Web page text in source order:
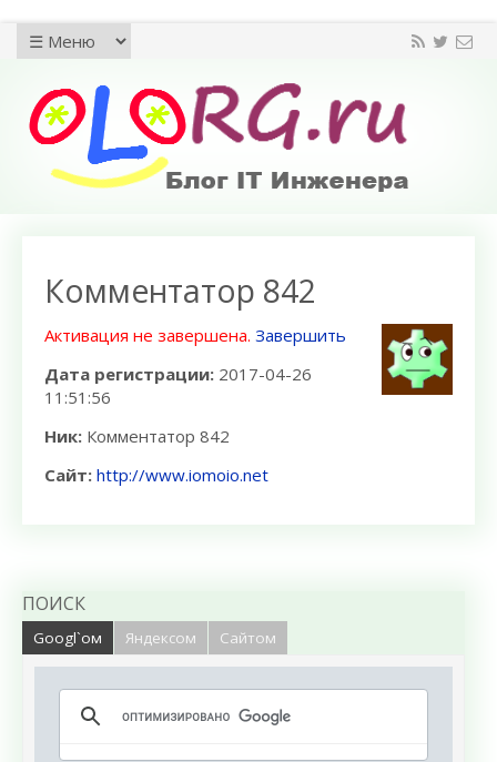
Комментатор 842
Активация не завершена. Завершить
Дата регистрации: 2017-04-26
11:51:56
Ник: Комментатор 842
Сайт: http://www.iomoio.net
ПОИСК
Googl`ом Яндексом Сайтом